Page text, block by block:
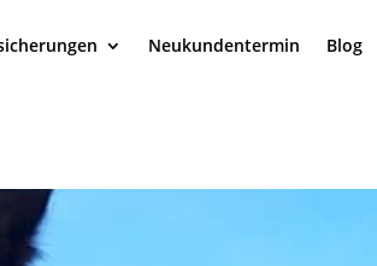
Neukundentermin Blog